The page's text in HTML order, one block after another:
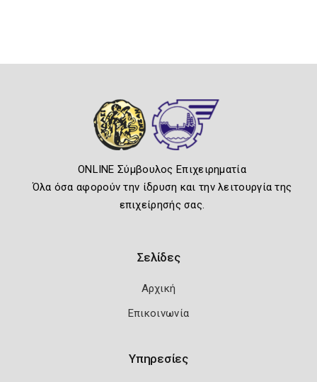
ONLINE Σύμβουλος Επιχειρηματία
Όλα όσα αφορούν την ίδρυση και την λειτουργία της
επιχείρησής σας.
Σελίδες
Αρχική
Επικοινωνία
Υπηρεσίες